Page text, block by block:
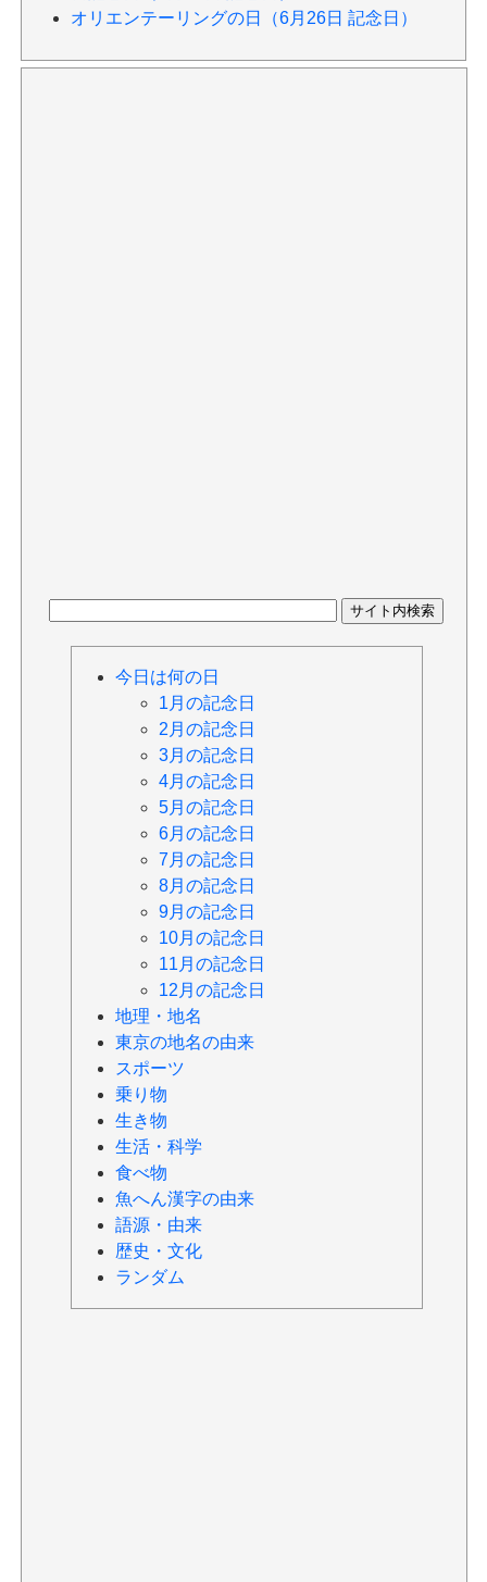
オリエンテーリングの日（6月26日 記念日）
今日は何の日
1月の記念日
2月の記念日
3月の記念日
4月の記念日
5月の記念日
6月の記念日
7月の記念日
8月の記念日
9月の記念日
10月の記念日
11月の記念日
12月の記念日
地理・地名
東京の地名の由来
スポーツ
乗り物
生き物
生活・科学
食べ物
魚へん漢字の由来
語源・由来
歴史・文化
ランダム